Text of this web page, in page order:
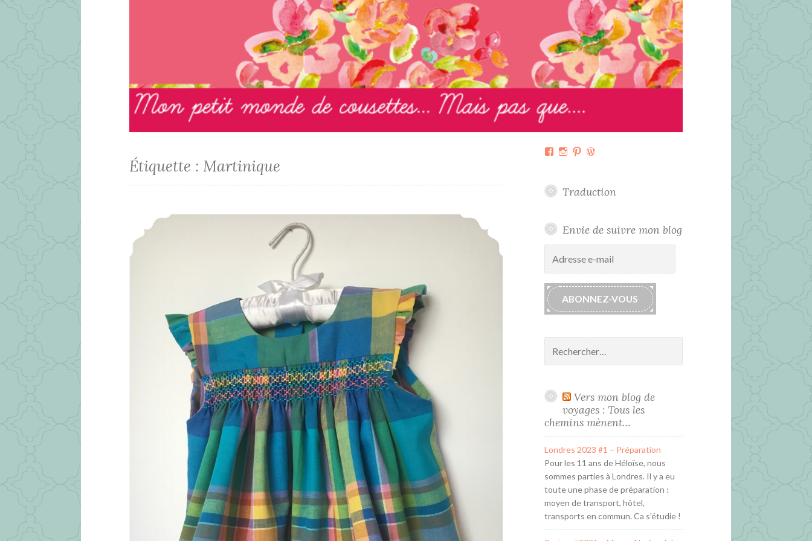
Étiquette : Martinique
Melting-pot martiniquais
Facebook
Instagram
PinterestWordPress.org
Traduction
Envie de suivre mon blog
mail
ABONNEZ-VOUS
Vers mon blog de
voyages : Tous les
chemins mènent…
Londres 2023 #1 – Préparation
Pour les 11 ans de Héloïse, nous
sommes parties à Londres. Il y a eu
toute une phase de préparation :
moyen de transport, hôtel,
transports en commun. Ca s'étudie !